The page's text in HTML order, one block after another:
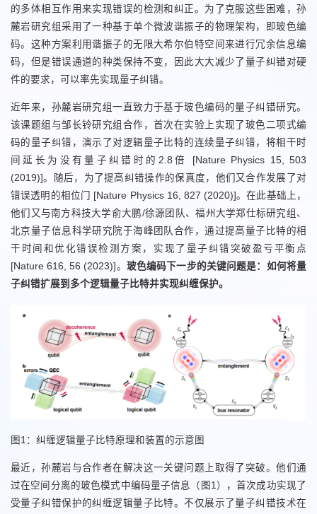
的多体相互作用来实现错误的检测和纠正。为了克服这些困难，孙
麓岩研究组采用了一种基于单个微波谐振子的物理架构，即玻色编
码。这种方案利用谐振子的无限大希尔伯特空间来进行冗余信息编
码，但是错误通道的种类保持不变，因此大大减少了量子纠错对硬
件的要求，可以率先实现量子纠错。
近年来，孙麓岩研究组一直致力于基于玻色编码的量子纠错研究。
该课题组与邹长铃研究组合作，首次在实验上实现了玻色二项式编
码的量子纠错，演示了对逻辑量子比特的连续量子纠错，将相干时
间延长为没有量子纠错时的2.8倍 [Nature Physics 15, 503
(2019)]。随后，为了提高纠错操作的保真度，他们又合作发展了对
错误透明的相位门 [Nature Physics 16, 827 (2020)]。在此基础上，
他们又与南方科技大学俞大鹏/徐源团队、福州大学郑仕标研究组、
北京量子信息科学研究院于海峰团队合作，通过提高量子比特的相
干时间和优化错误检测方案，实现了量子纠错突破盈亏平衡点
[Nature 616, 56 (2023)]。 玻色编码下一步的关键问题是：如何将量
子纠错扩展到多个逻辑量子比特并实现纠缠保护。
图1：纠缠逻辑量子比特原理和装置的示意图
最近，孙麓岩与合作者在解决这一关键问题上取得了突破。他们通
过在空间分离的玻色模式中编码量子信息（图1），首次成功实现了
受量子纠错保护的纠缠逻辑量子比特。不仅展示了量子纠错技术在